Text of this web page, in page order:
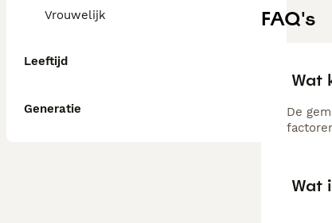
Vrouwelijk
Leeftijd
Generatie
FAQ's
Wat
De
Wat